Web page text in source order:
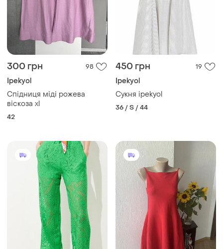
300 грн 98
Ipekyol
Спідниця міді рожева
віскоза xl
42
450 грн 19
Ipekyol
Сукня ipekyol
36 / S / 44